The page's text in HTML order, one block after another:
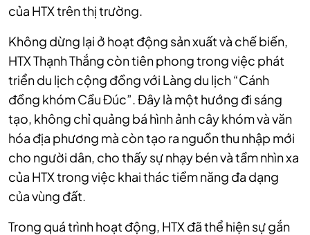
của HTX trên thị trường.
Không dừng lại ở hoạt động sản xuất và chế biến,
HTX Thạnh Thắng còn tiên phong trong việc phát
triển du lịch cộng đồng với Làng du lịch “Cánh
đồng khóm Cầu Đúc”. Đây là một hướng đi sáng
tạo, không chỉ quảng bá hình ảnh cây khóm và văn
hóa địa phương mà còn tạo ra nguồn thu nhập mới
cho người dân, cho thấy sự nhạy bén và tầm nhìn xa
của HTX trong việc khai thác tiềm năng đa dạng
của vùng đất.
Trong quá trình hoạt động, HTX đã thể hiện sự gắn